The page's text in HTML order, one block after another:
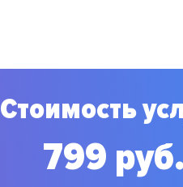
Стоимость
799 руб.